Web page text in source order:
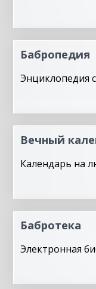
Бабропедия
Энциклопедия
Вечный
Календарь на
Бабротека
Электронная